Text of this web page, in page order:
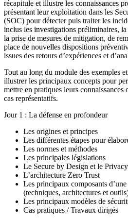
récapitule et illustre les connaissances
présentant leur exploitation dans les
(SOC) pour détecter puis traiter les
inclus les investigations préliminaires,
la prise de mesures de mitigation, de
place de nouvelles dispositions
issues des retours d’expériences et
Tout au long du module des exemples
illustrer les principaux concepts pour
mettre en pratiques leurs connaissances
cas représentatifs.
Jour 1 : La défense en profondeur
Les origines et principes
Les différentes étapes pour
Les normes et méthodes
Les principales législations
Le Secure by Design et le
L’architecture Zero Trust
Les principaux composants
(techniques, architectures et
Les principaux modèles de
Cas pratiques / Travaux dirigés